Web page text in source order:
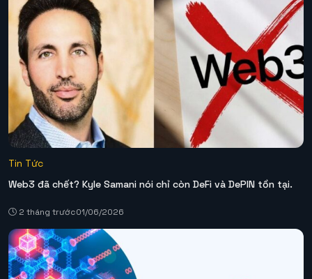
Tin Tức
Web3 đã chết? Kyle Samani nói chỉ còn DeFi và DePIN tồn tại.
2 tháng trước01/06/2026